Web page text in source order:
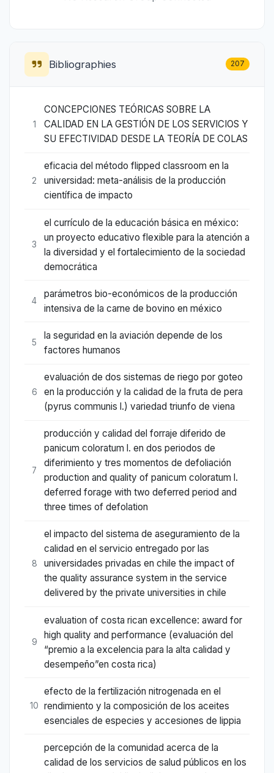
Bibliographies 207
1
CONCEPCIONES TEÓRICAS SOBRE LA
CALIDAD EN LA GESTIÓN DE LOS SERVICIOS Y
SU EFECTIVIDAD DESDE LA TEORÍA DE COLAS
2
eficacia del método flipped classroom en la
universidad: meta-análisis de la producción
científica de impacto
3
el currículo de la educación básica en méxico:
un proyecto educativo flexible para la atención a
la diversidad y el fortalecimiento de la sociedad
democrática
4
parámetros bio-económicos de la producción
intensiva de la carne de bovino en méxico
5
la seguridad en la aviación depende de los
factores humanos
6
evaluación de dos sistemas de riego por goteo
en la producción y la calidad de la fruta de pera
(pyrus communis l.) variedad triunfo de viena
7
producción y calidad del forraje diferido de
panicum coloratum l. en dos periodos de
diferimiento y tres momentos de defoliación
production and quality of panicum coloratum l.
deferred forage with two deferred period and
three times of defolation
8
el impacto del sistema de aseguramiento de la
calidad en el servicio entregado por las
universidades privadas en chile the impact of
the quality assurance system in the service
delivered by the private universities in chile
9
evaluation of costa rican excellence: award for
high quality and performance (evaluación del
“premio a la excelencia para la alta calidad y
desempeño”en costa rica)
10
efecto de la fertilización nitrogenada en el
rendimiento y la composición de los aceites
esenciales de especies y accesiones de lippia
percepción de la comunidad acerca de la
calidad de los servicios de salud públicos en los